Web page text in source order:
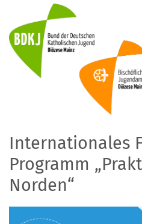
Zum Inhalt springen
Internationales
Programm
Norden“